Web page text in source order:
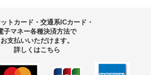
トカード・交通系ICカード・
子マネー各種決済方法で
お支払いいただけます。
詳しくはこちら